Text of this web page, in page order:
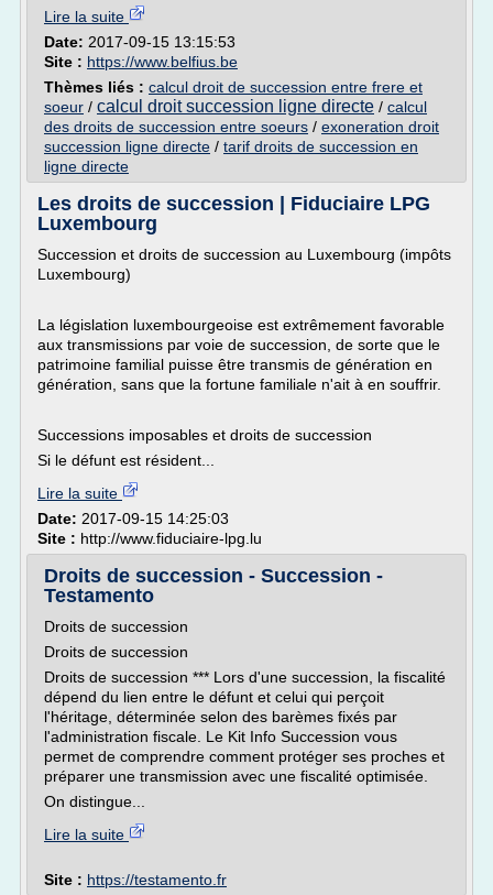
Lire la suite
Date: 2017-09-15 13:15:53
Site : https://www.belfius.be
Thèmes liés : calcul droit de succession entre frere et
soeur / calcul droit succession ligne directe / calcul
des droits de succession entre soeurs / exoneration droit
succession ligne directe / tarif droits de succession en
ligne directe
Les droits de succession | Fiduciaire LPG
Luxembourg
Succession et droits de succession au Luxembourg (impôts
Luxembourg)
La législation luxembourgeoise est extrêmement favorable
aux transmissions par voie de succession, de sorte que le
patrimoine familial puisse être transmis de génération en
génération, sans que la fortune familiale n'ait à en souffrir.
Successions imposables et droits de succession
Si le défunt est résident...
Lire la suite
Date: 2017-09-15 14:25:03
Site : http://www.fiduciaire-lpg.lu
Droits de succession - Succession -
Testamento
Droits de succession
Droits de succession
Droits de succession *** Lors d'une succession, la fiscalité
dépend du lien entre le défunt et celui qui perçoit
l'héritage, déterminée selon des barèmes fixés par
l'administration fiscale. Le Kit Info Succession vous
permet de comprendre comment protéger ses proches et
préparer une transmission avec une fiscalité optimisée.
On distingue...
Lire la suite
Site : https://testamento.fr